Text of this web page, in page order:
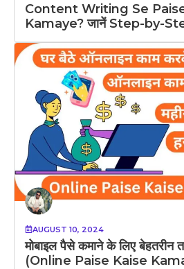
Content Writing Se
Kamaye? जानें Step-by-
AUGUST 10, 2024
मोबाइल पैसे कमाने के लिए
(Online Paise Kaise